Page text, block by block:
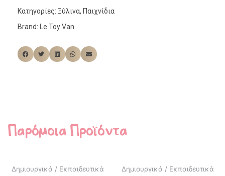
Κατηγορίες: Ξύλινα, Παιχνίδια
Brand:
Le Toy Van
Παρόμοια Προϊόντα
Δημιουργικά / Εκπαιδευτικά Δημιουργικά / Εκπαιδευτικά